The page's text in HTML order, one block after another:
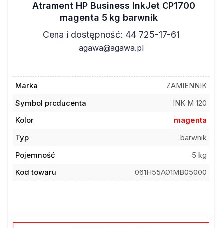
Atrament HP Business InkJet CP1700
magenta 5 kg barwnik
Cena i dostępność: 44 725-17-61
agawa@agawa.pl
Marka
ZAMIENNIK
Symbol producenta
INK M 120
Kolor
magenta
Typ
barwnik
Pojemność
5 kg
Kod towaru
061H55AO1MB05000